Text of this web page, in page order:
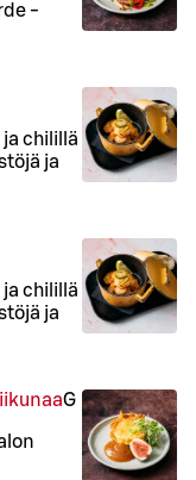
-
chilillä
ja
chilillä
ja
G